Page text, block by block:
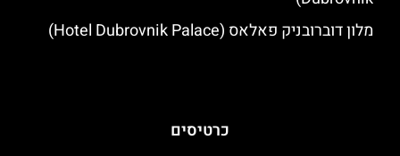
מלון דוברובניק פאלאס (Hotel Dubrovnik Palace)
כרטיסים